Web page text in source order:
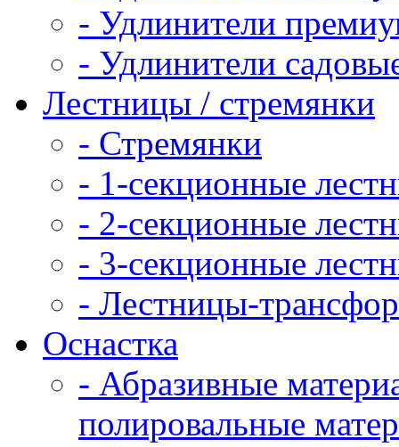
- Удлинители
- Удлинители
Лестницы / стремянки
- Стремянки
- 1-секционные
- 2-секционные
- 3-секционные
- Лестницы-
Оснастка
- Абразивные
полировальные